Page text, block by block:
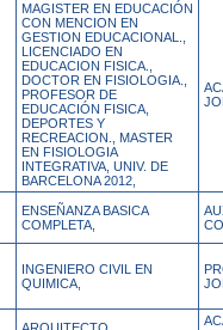
MAGISTER EN EDUCACIÓN
CON MENCION EN
GESTION EDUCACIONAL.,
LICENCIADO EN
EDUCACION FISICA.,
DOCTOR EN FISIOLOGIA.,
PROFESOR DE
EDUCACIÓN FISICA,
DEPORTES Y
RECREACION., MASTER
EN FISIOLOGIA
INTEGRATIVA, UNIV. DE
BARCELONA 2012,
ENSEÑANZA BASICA
COMPLETA,
INGENIERO CIVIL EN
QUIMICA,